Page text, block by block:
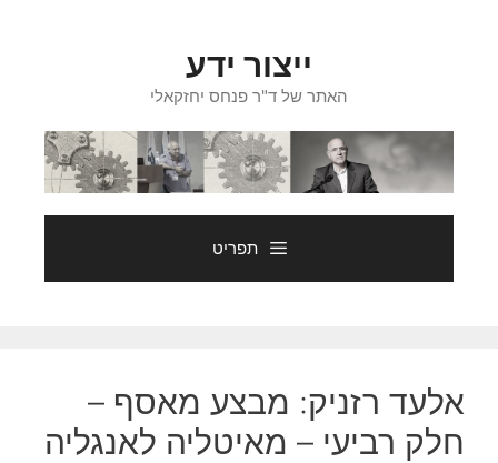
ייצור ידע
האתר של ד"ר פנחס יחזקאלי
תפריט
אלעד רזניק: מבצע מאסף –
חלק רביעי – מאיטליה לאנגליה